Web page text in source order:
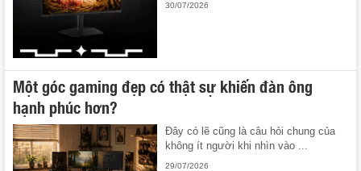
30/07/2026
Một góc gaming đẹp có thật sự khiến đàn ông
hạnh phúc hơn?
Đây có lẽ cũng là câu hỏi chung của
không ít người khi nhìn vào ...
29/07/2026